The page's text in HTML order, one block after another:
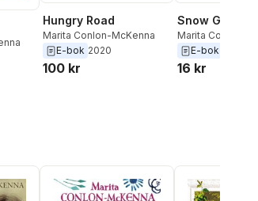
Hungry Road
Marita Conlon-McKenna
E-bok 2020
100 kr
Snow Globe
Marita Conlon
E-bok
16 kr